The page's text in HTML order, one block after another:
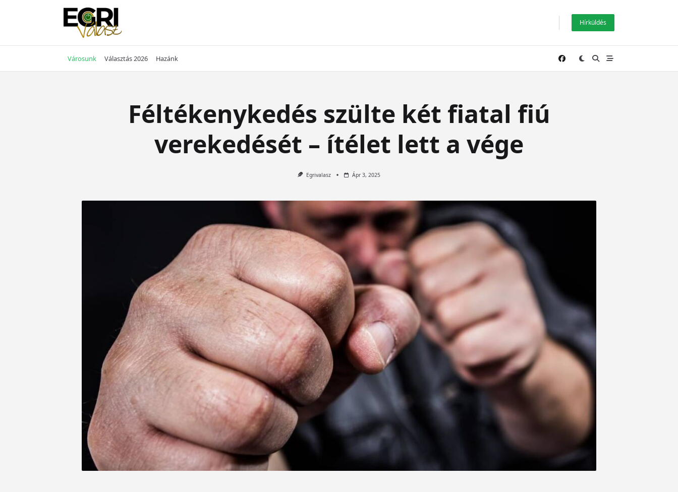
Hírküldés
Városunk Választás 2026 Hazánk
Féltékenykedés szülte két fiatal fiú
verekedését – ítélet lett a vége
Egrivalasz Ápr 3, 2025